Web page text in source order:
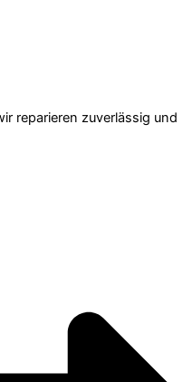
reparieren zuverlässig und